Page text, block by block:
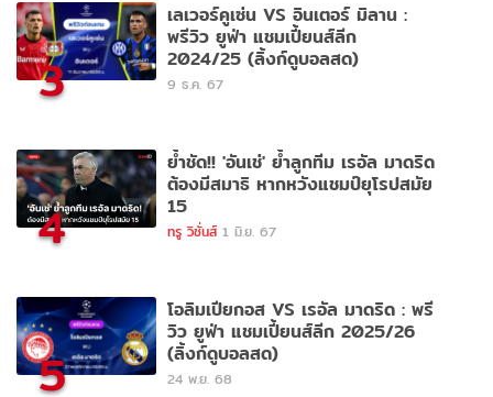
3
เลเวอร์คูเซ่น VS อินเตอร์ มิลาน :
พรีวิว ยูฟ่า แชมเปี้ยนส์ลีก
2024/25 (ลิ้งก์ดูบอลสด)
9 ธ.ค. 67
4
ย้ำชัด!! 'อันเช่' ย้ำลูกทีม เรอัล มาดริด
ต้องมีสมาธิ หากหวังแชมป์ยุโรปสมัย
15
ทรู วิชั่นส์ 1 มิ.ย. 67
5
โอลิมเปียกอส VS เรอัล มาดริด : พรี
วิว ยูฟ่า แชมเปี้ยนส์ลีก 2025/26
(ลิ้งก์ดูบอลสด)
24 พ.ย. 68